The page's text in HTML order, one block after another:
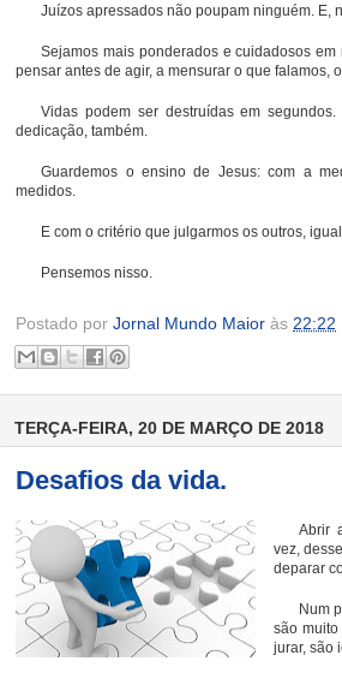
Juízos apressados não poupam ninguém. E,
Sejamos mais ponderados e cuidadosos
pensar antes de agir, a mensurar o que falamos,
Vidas podem ser destruídas em
dedicação, também.
Guardemos o ensino de Jesus: com a
medidos.
E com o critério que julgarmos os outros,
Pensemos nisso.
Postado por Jornal Mundo Maior às 22:22
TERÇA-FEIRA, 20 DE MARÇO DE 2018
Desafios da vida.
Abrir
vez,
deparar
Num
são
jurar, são